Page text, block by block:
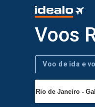
Voos
Tipo de viagem
Voo de ida e